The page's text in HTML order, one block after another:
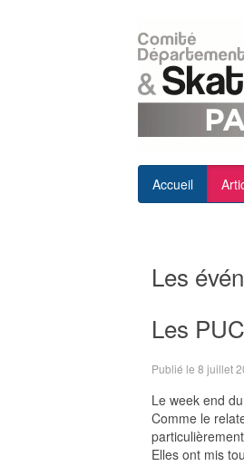
Accueil
Les
Les
Publié le 8 juillet
Le week end
Comme le
Elles ont mis